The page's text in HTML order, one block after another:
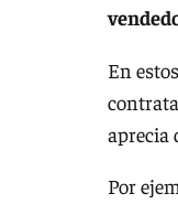
En
aprecia
Por